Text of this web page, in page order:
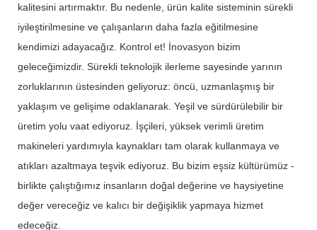
kalitesini artırmaktır. Bu nedenle, ürün kalite sisteminin sürekli
iyileştirilmesine ve çalışanların daha fazla eğitilmesine
kendimizi adayacağız. Kontrol et! İnovasyon bizim
geleceğimizdir. Sürekli teknolojik ilerleme sayesinde yarının
zorluklarının üstesinden geliyoruz: öncü, uzmanlaşmış bir
yaklaşım ve gelişime odaklanarak. Yeşil ve sürdürülebilir bir
üretim yolu vaat ediyoruz. İşçileri, yüksek verimli üretim
makineleri yardımıyla kaynakları tam olarak kullanmaya ve
atıkları azaltmaya teşvik ediyoruz. Bu bizim eşsiz kültürümüz -
birlikte çalıştığımız insanların doğal değerine ve haysiyetine
değer vereceğiz ve kalıcı bir değişiklik yapmaya hizmet
edeceğiz.